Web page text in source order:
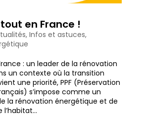
en France !
, Infos et astuces,
: un leader de la rénovation
un contexte où la transition
une priorité, PPF (Préservation
s’impose comme un
la rénovation énergétique et de
l’habitat...